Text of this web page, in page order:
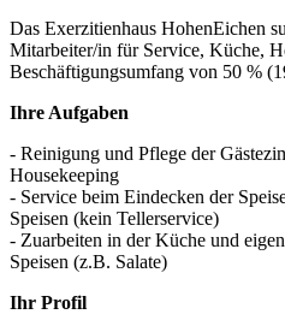
Das Exerzitienhaus HohenEichen
Mitarbeiter/in für Service, Küche,
Beschäftigungsumfang von 50 %
Ihre Aufgaben
- Reinigung und Pflege der
Housekeeping
- Service beim Eindecken der
Speisen (kein Tellerservice)
- Zuarbeiten in der Küche und
Speisen (z.B. Salate)
Ihr Profil